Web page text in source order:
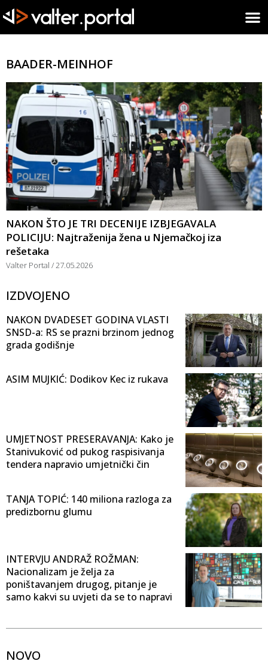
BAADER-MEINHOF
NAKON ŠTO JE TRI DECENIJE IZBJEGAVALA
POLICIJU: Najtraženija žena u Njemačkoj iza
rešetaka
Valter Portal 27.05.2026
IZDVOJENO
NAKON DVADESET GODINA VLASTI
SNSD-a: RS se prazni brzinom jednog
grada godišnje
ASIM MUJKIĆ: Dodikov Kec iz rukava
UMJETNOST PRESERAVANJA: Kako je
Stanivuković od pukog raspisivanja
tendera napravio umjetnički čin
TANJA TOPIĆ: 140 miliona razloga za
predizbornu glumu
INTERVJU ANDRAŽ ROŽMAN:
Nacionalizam je želja za
poništavanjem drugog, pitanje je
samo kakvi su uvjeti da se to napravi
NOVO